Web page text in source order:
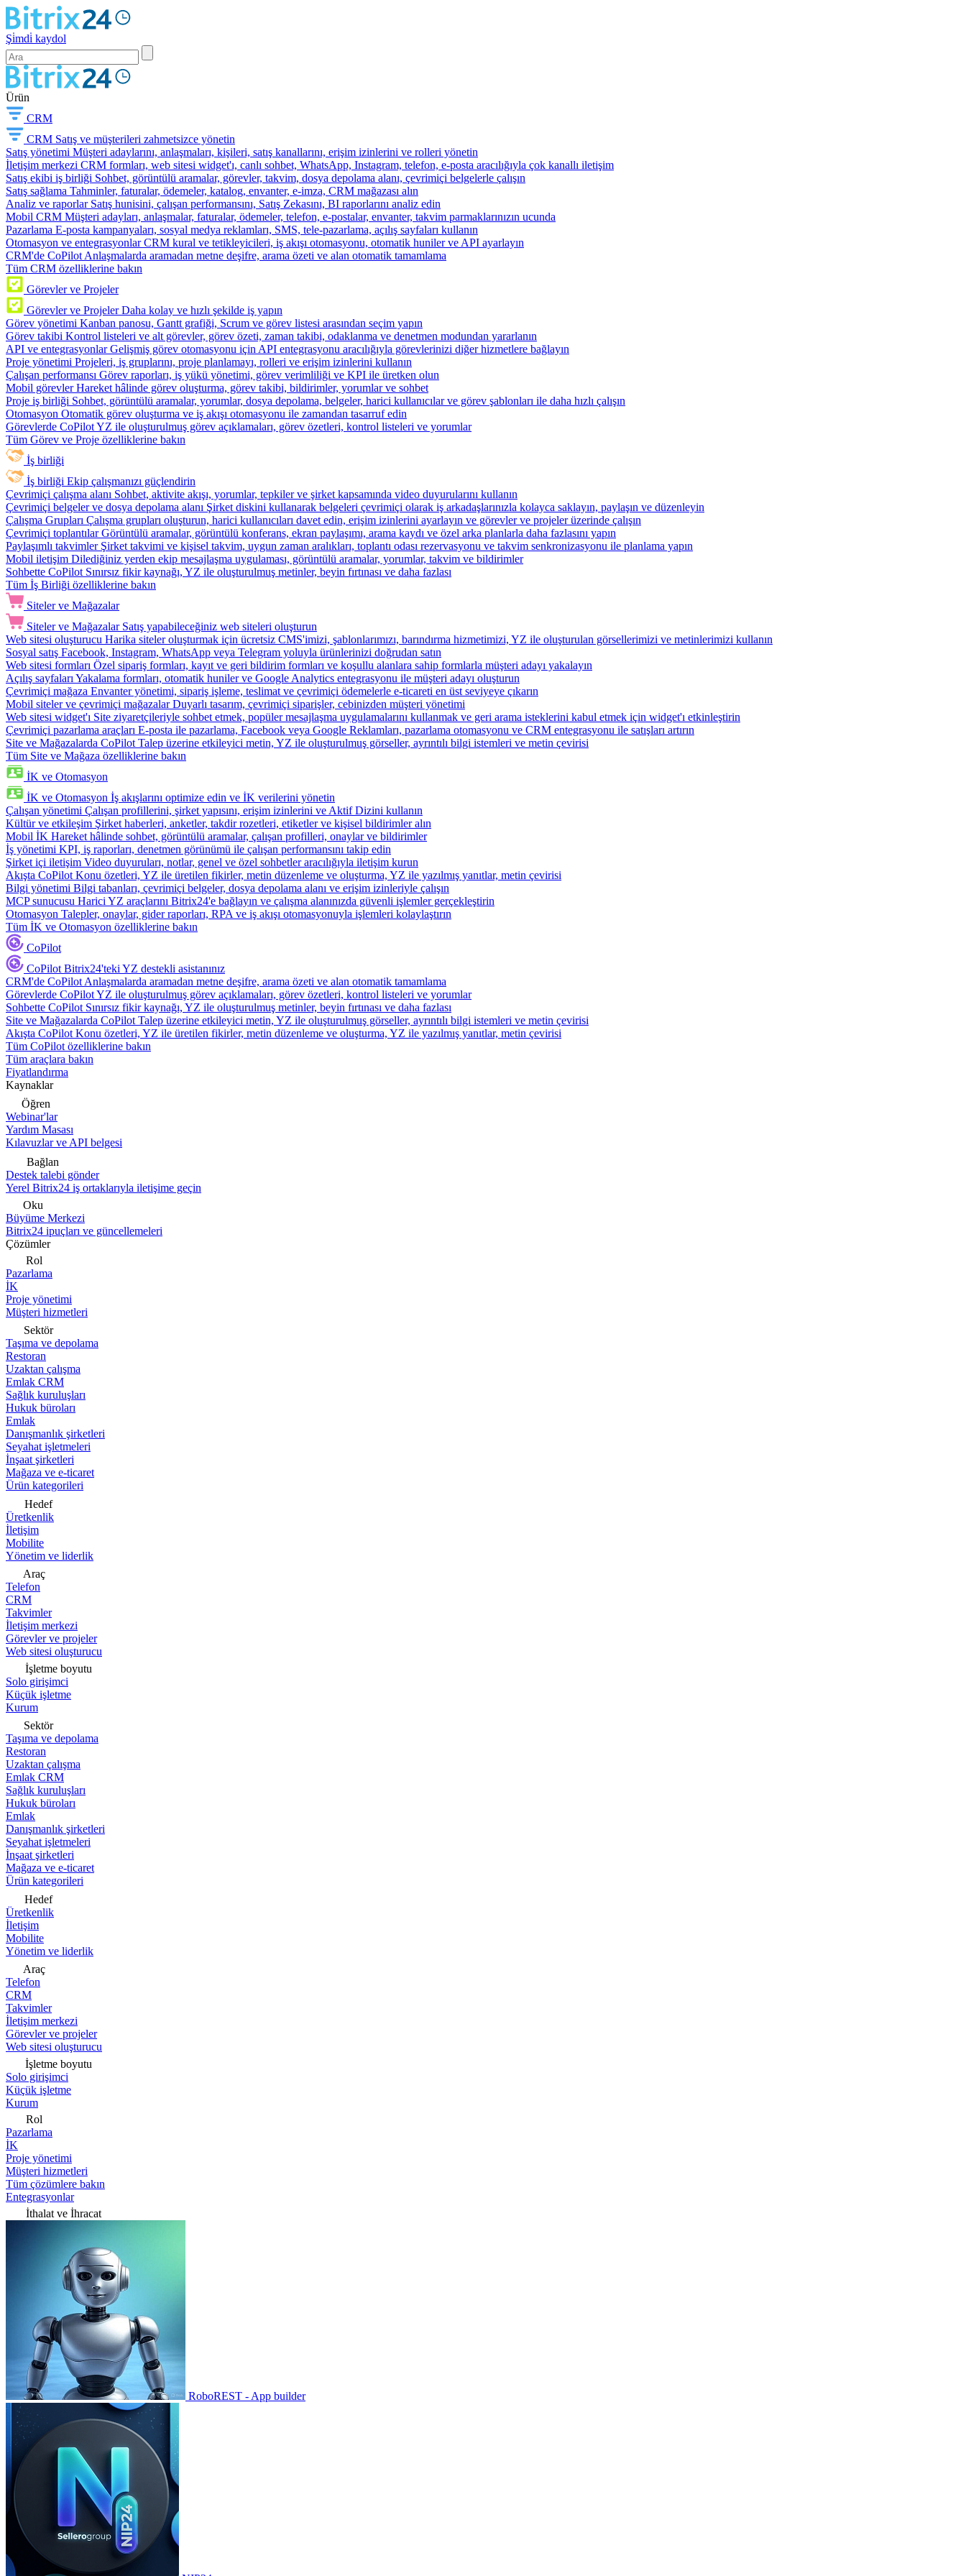
Şi̇mdi̇ kaydol
Ürün
CRM
CRM Satış ve müşterileri zahmetsizce yönetin
Satış yönetimi Müşteri adaylarını, anlaşmaları, kişileri, satış kanallarını, erişim izinlerini ve rolleri yönetin
İletişim merkezi CRM formları, web sitesi widget'ı, canlı sohbet, WhatsApp, Instagram, telefon, e-posta aracılığıyla çok kanallı iletişim
Satış ekibi iş birliği Sohbet, görüntülü aramalar, görevler, takvim, dosya depolama alanı, çevrimiçi belgelerle çalışın
Satış sağlama Tahminler, faturalar, ödemeler, katalog, envanter, e-imza, CRM mağazası alın
Analiz ve raporlar Satış hunisini, çalışan performansını, Satış Zekasını, BI raporlarını analiz edin
Mobil CRM Müşteri adayları, anlaşmalar, faturalar, ödemeler, telefon, e-postalar, envanter, takvim parmaklarınızın ucunda
Pazarlama E-posta kampanyaları, sosyal medya reklamları, SMS, tele-pazarlama, açılış sayfaları kullanın
Otomasyon ve entegrasyonlar CRM kural ve tetikleyicileri, iş akışı otomasyonu, otomatik huniler ve API ayarlayın
CRM'de CoPilot Anlaşmalarda aramadan metne deşifre, arama özeti ve alan otomatik tamamlama
Tüm CRM özelliklerine bakın
Görevler ve Projeler
Görevler ve Projeler Daha kolay ve hızlı şekilde iş yapın
Görev yönetimi Kanban panosu, Gantt grafiği, Scrum ve görev listesi arasından seçim yapın
Görev takibi Kontrol listeleri ve alt görevler, görev özeti, zaman takibi, odaklanma ve denetmen modundan yararlanın
API ve entegrasyonlar Gelişmiş görev otomasyonu için API entegrasyonu aracılığıyla görevlerinizi diğer hizmetlere bağlayın
Proje yönetimi Projeleri, iş gruplarını, proje planlamayı, rolleri ve erişim izinlerini kullanın
Çalışan performansı Görev raporları, iş yükü yönetimi, görev verimliliği ve KPI ile üretken olun
Mobil görevler Hareket hâlinde görev oluşturma, görev takibi, bildirimler, yorumlar ve sohbet
Proje iş birliği Sohbet, görüntülü aramalar, yorumlar, dosya depolama, belgeler, harici kullanıcılar ve görev şablonları ile daha hızlı çalışın
Otomasyon Otomatik görev oluşturma ve iş akışı otomasyonu ile zamandan tasarruf edin
Görevlerde CoPilotYZ ile oluşturulmuş görev açıklamaları, görev özetleri, kontrol listeleri ve yorumlar
Tüm Görev ve Proje özelliklerine bakın
İş birliği
İş birliği Ekip çalışmanızı güçlendirin
Çevrimiçi çalışma alanı Sohbet, aktivite akışı, yorumlar, tepkiler ve şirket kapsamında video duyurularını kullanın
Çevrimiçi belgeler ve dosya depolama alanı Şirket diskini kullanarak belgeleri çevrimiçi olarak iş arkadaşlarınızla kolayca saklayın, paylaşın ve düzenleyin
Çalışma Grupları Çalışma grupları oluşturun, harici kullanıcıları davet edin, erişim izinlerini ayarlayın ve görevler ve projeler üzerinde çalışın
Çevrimiçi toplantılar Görüntülü aramalar, görüntülü konferans, ekran paylaşımı, arama kaydı ve özel arka planlarla daha fazlasını yapın
Paylaşımlı takvimler Şirket takvimi ve kişisel takvim, uygun zaman aralıkları, toplantı odası rezervasyonu ve takvim senkronizasyonu ile planlama yapın
Mobil iletişim Dilediğiniz yerden ekip mesajlaşma uygulaması, görüntülü aramalar, yorumlar, takvim ve bildirimler
Sohbette CoPilot Sınırsız fikir kaynağı, YZ ile oluşturulmuş metinler, beyin fırtınası ve daha fazlası
Tüm İş Birliği özelliklerine bakın
Siteler ve Mağazalar
Siteler ve Mağazalar Satış yapabileceğiniz web siteleri oluşturun
Web sitesi oluşturucu Harika siteler oluşturmak için ücretsiz CMS'imizi, şablonlarımızı, barındırma hizmetimizi, YZ ile oluşturulan görsellerimizi ve metinlerimizi kullanın
Sosyal satış Facebook, Instagram, WhatsApp veya Telegram yoluyla ürünlerinizi doğrudan satın
Web sitesi formları Özel sipariş formları, kayıt ve geri bildirim formları ve koşullu alanlara sahip formlarla müşteri adayı yakalayın
Açılış sayfaları Yakalama formları, otomatik huniler ve Google Analytics entegrasyonu ile müşteri adayı oluşturun
Çevrimiçi mağaza Envanter yönetimi, sipariş işleme, teslimat ve çevrimiçi ödemelerle e-ticareti en üst seviyeye çıkarın
Mobil siteler ve çevrimiçi mağazalar Duyarlı tasarım, çevrimiçi siparişler, cebinizden müşteri yönetimi
Web sitesi widget'ı Site ziyaretçileriyle sohbet etmek, popüler mesajlaşma uygulamalarını kullanmak ve geri arama isteklerini kabul etmek için widget'ı etkinleştirin
Çevrimiçi pazarlama araçları E-posta ile pazarlama, Facebook veya Google Reklamları, pazarlama otomasyonu ve CRM entegrasyonu ile satışları artırın
Site ve Mağazalarda CoPilot Talep üzerine etkileyici metin, YZ ile oluşturulmuş görseller, ayrıntılı bilgi istemleri ve metin çevirisi
Tüm Site ve Mağaza özelliklerine bakın
İK ve Otomasyon
İK ve Otomasyon İş akışlarını optimize edin ve İK verilerini yönetin
Çalışan yönetimi Çalışan profillerini, şirket yapısını, erişim izinlerini ve Aktif Dizini kullanın
Kültür ve etkileşim Şirket haberleri, anketler, takdir rozetleri, etiketler ve kişisel bildirimler alın
Mobil İK Hareket hâlinde sohbet, görüntülü aramalar, çalışan profilleri, onaylar ve bildirimler
İş yönetimi KPI, iş raporları, denetmen görünümü ile çalışan performansını takip edin
Şirket içi iletişim Video duyuruları, notlar, genel ve özel sohbetler aracılığıyla iletişim kurun
Akışta CoPilot Konu özetleri, YZ ile üretilen fikirler, metin düzenleme ve oluşturma, YZ ile yazılmış yanıtlar, metin çevirisi
Bilgi yönetimi Bilgi tabanları, çevrimiçi belgeler, dosya depolama alanı ve erişim izinleriyle çalışın
MCP sunucusu Harici YZ araçlarını Bitrix24'e bağlayın ve çalışma alanınızda güvenli işlemler gerçekleştirin
Otomasyon Talepler, onaylar, gider raporları, RPA ve iş akışı otomasyonuyla işlemleri kolaylaştırın
Tüm İK ve Otomasyon özelliklerine bakın
CoPilot
CoPilot Bitrix24'teki YZ destekli asistanınız
CRM'de CoPilot Anlaşmalarda aramadan metne deşifre, arama özeti ve alan otomatik tamamlama
Görevlerde CoPilotYZ ile oluşturulmuş görev açıklamaları, görev özetleri, kontrol listeleri ve yorumlar
Sohbette CoPilot Sınırsız fikir kaynağı, YZ ile oluşturulmuş metinler, beyin fırtınası ve daha fazlası
Site ve Mağazalarda CoPilot Talep üzerine etkileyici metin, YZ ile oluşturulmuş görseller, ayrıntılı bilgi istemleri ve metin çevirisi
Akışta CoPilot Konu özetleri, YZ ile üretilen fikirler, metin düzenleme ve oluşturma, YZ ile yazılmış yanıtlar, metin çevirisi
Tüm CoPilot özelliklerine bakın
Tüm araçlara bakın
Fiyatlandırma
Kaynaklar
Öğren
Webinar'lar
Yardım Masası
Kılavuzlar ve API belgesi
Bağlan
Destek talebi gönder
Yerel Bitrix24 iş ortaklarıyla iletişime geçin
Oku
Büyüme Merkezi
Bitrix24 ipuçları ve güncellemeleri
Çözümler
Rol
Pazarlama
İK
Proje yönetimi
Müşteri hizmetleri
Sektör
Taşıma ve depolama
Restoran
Uzaktan çalışma
Emlak CRM
Sağlık kuruluşları
Hukuk büroları
Emlak
Danışmanlık şirketleri
Seyahat işletmeleri
İnşaat şirketleri
Mağaza ve e-ticaret
Ürün kategorileri
Hedef
Üretkenlik
İletişim
Mobilite
Yönetim ve liderlik
Araç
Telefon
CRM
Takvimler
İletişim merkezi
Görevler ve projeler
Web sitesi oluşturucu
İşletme boyutu
Solo girişimci
Küçük işletme
Kurum
Sektör
Taşıma ve depolama
Restoran
Uzaktan çalışma
Emlak CRM
Sağlık kuruluşları
Hukuk büroları
Emlak
Danışmanlık şirketleri
Seyahat işletmeleri
İnşaat şirketleri
Mağaza ve e-ticaret
Ürün kategorileri
Hedef
Üretkenlik
İletişim
Mobilite
Yönetim ve liderlik
Araç
Telefon
CRM
Takvimler
İletişim merkezi
Görevler ve projeler
Web sitesi oluşturucu
İşletme boyutu
Solo girişimci
Küçük işletme
Kurum
Rol
Pazarlama
İK
Proje yönetimi
Müşteri hizmetleri
Tüm çözümlere bakın
Entegrasyonlar
İthalat ve İhracat
RoboREST - App builder